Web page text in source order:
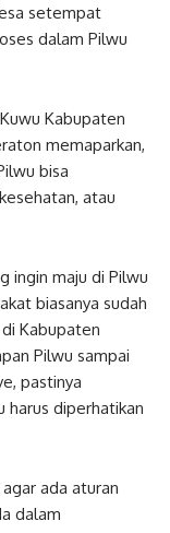
setempat
dalam Pilwu
Kabupaten
memaparkan,
bisa
atau
ingin maju di Pilwu
biasanya sudah
Kabupaten
Pilwu sampai
pastinya
harus diperhatikan
ada aturan
dalam